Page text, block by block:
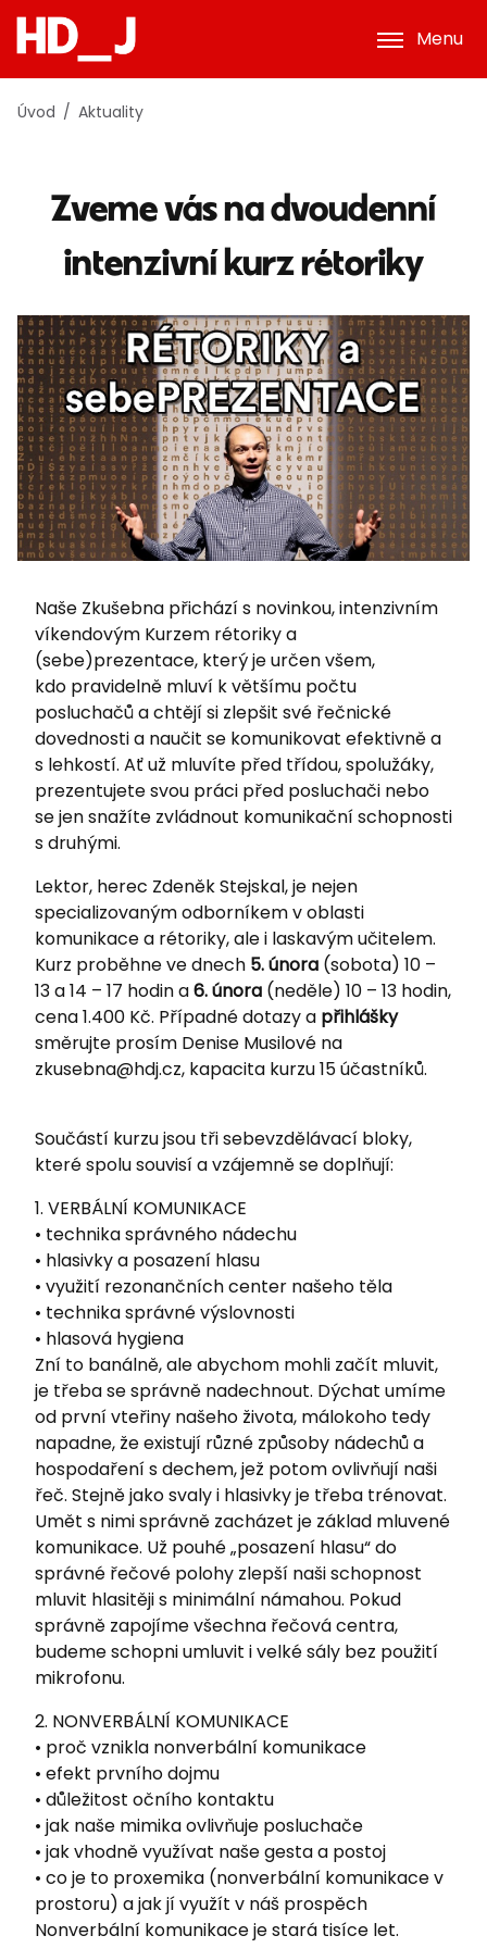
Menu
Úvod Aktuality
Zveme vás na dvoudenní
intenzivní kurz rétoriky
Naše Zkušebna přichází s novinkou, intenzivním
víkendovým Kurzem rétoriky a
(sebe)prezentace, který je určen všem,
kdo pravidelně mluví k většímu počtu
posluchačů a chtějí si zlepšit své řečnické
dovednosti a naučit se komunikovat efektivně a
s lehkostí. Ať už mluvíte před třídou, spolužáky,
prezentujete svou práci před posluchači nebo
se jen snažíte zvládnout komunikační schopnosti
s druhými.
Lektor, herec Zdeněk Stejskal, je nejen
specializovaným odborníkem v oblasti
komunikace a rétoriky, ale i laskavým učitelem.
Kurz proběhne ve dnech 5. února (sobota) 10 –
13 a 14 – 17 hodin a6. února (neděle) 10 – 13 hodin,
cena 1.400 Kč. Případné dotazy a přihlášky
směrujte prosím Denise Musilové na
zkusebna@hdj.cz, kapacita kurzu 15 účastníků.
Součástí kurzu jsou tři sebevzdělávací bloky,
které spolu souvisí a vzájemně se doplňují:
1. VERBÁLNÍ KOMUNIKACE
• technika správného nádechu
• hlasivky a posazení hlasu
• využití rezonančních center našeho těla
• technika správné výslovnosti
• hlasová hygiena
Zní to banálně, ale abychom mohli začít mluvit,
je třeba se správně nadechnout. Dýchat umíme
od první vteřiny našeho života, málokoho tedy
napadne, že existují různé způsoby nádechů a
hospodaření s dechem, jež potom ovlivňují naši
řeč. Stejně jako svaly i hlasivky je třeba trénovat.
Umět s nimi správně zacházet je základ mluvené
komunikace. Už pouhé „posazení hlasu“ do
správné řečové polohy zlepší naši schopnost
mluvit hlasitěji s minimální námahou. Pokud
správně zapojíme všechna řečová centra,
budeme schopni umluvit i velké sály bez použití
mikrofonu.
2. NONVERBÁLNÍ KOMUNIKACE
• proč vznikla nonverbální komunikace
• efekt prvního dojmu
• důležitost očního kontaktu
• jak naše mimika ovlivňuje posluchače
• jak vhodně využívat naše gesta a postoj
• co je to proxemika (nonverbální komunikace v
prostoru) a jak jí využít v náš prospěch
Nonverbální komunikace je stará tisíce let.